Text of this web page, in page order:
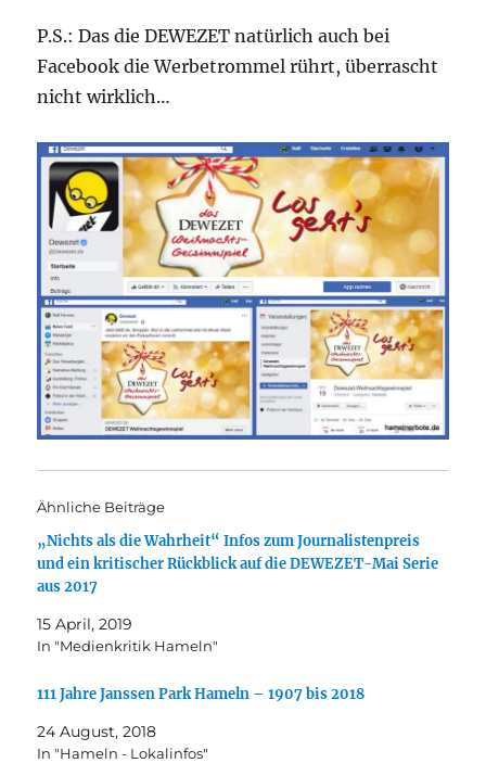
P.S.: Das die DEWEZET natürlich auch bei
Facebook die Werbetrommel rührt, überrascht
nicht wirklich…
Ähnliche Beiträge
„Nichts als die Wahrheit“ Infos zum Journalistenpreis
und ein kritischer Rückblick auf die DEWEZET-Mai Serie
aus 2017
15 April, 2019
In "Medienkritik Hameln"
111 Jahre Janssen Park Hameln – 1907 bis 2018
24 August, 2018
In "Hameln - Lokalinfos"